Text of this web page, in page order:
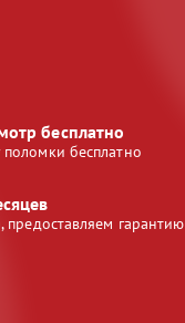
бесплатно
бесплатно
предоставляем гарантию